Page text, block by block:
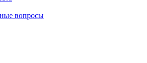
вопросы